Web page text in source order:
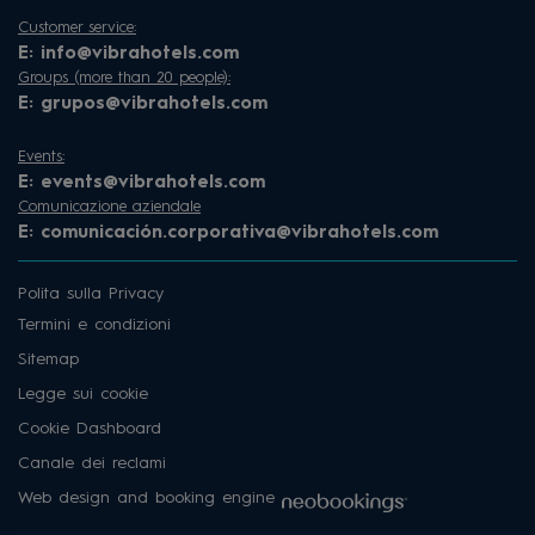
Customer service:
E: info@vibrahotels.com
Groups (more than 20 people):
E: grupos@vibrahotels.com
Events:
E: events@vibrahotels.com
Comunicazione aziendale
E: comunicación.corporativa@vibrahotels.com
Polita sulla Privacy
Termini e condizioni
Sitemap
Legge sui cookie
Cookie Dashboard
Canale dei reclami
Web design and booking engine